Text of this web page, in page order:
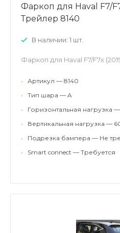
Фаркоп для Haval F7/
Трейлер 8140
В наличии: 1 шт.
Фаркоп для Haval F7/F7х
•
Артикул — 8140
•
Тип шара — A
•
Горизонтальная нагрузка —
•
Вертикальная нагрузка —
•
Подрезка бампера — Не
•
Smart connect — Требуется